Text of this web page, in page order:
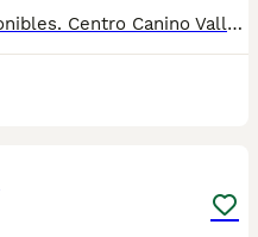
Increíble Golden dorados disponibles. Centro Canino Vallbonica es mucho más que un centro de cría , es una familia comprometida con el bienestar animal y la cria responsable, por ello todos nuestros bebés nacen y se crían en nuestras instalaciones , asegurando así un correcto desarrollo y una magnífica socialización, consiguiendo en cada ejemplar un carácter juguetón y extrovertido algo primordial para su adaptación como un miembro más en tu familia . Se entregan con el carnet de vacunas con el plan correspondiente a su edad , desparasitados y microchip implantado y activado en registro de Anicom. Facilitamos junto al cachorro contrato de compra con garantías víricas de 15 días y congénitas de 1 año . Contamos con un gran equipo de profesionales entre los que se encuentran educadores, auxiliares y Veterinarios ofreciendo los controles sanitarios necesarios así como continua vigilancia asegurando su bienestar . Hacemos envíos a toda España con empresa de transporte privado, proporcionando un viaje confortable y ofreciendo las atenciones necesarias a nuestros bebés . Si estás interesado en alguno de nuestros ejemplares solicita información sin compromiso al 722269698 . También atendemos vía WhatsApp . PRECIO REAL ( incluye el IVA) . Núcleo zoológico B2501315